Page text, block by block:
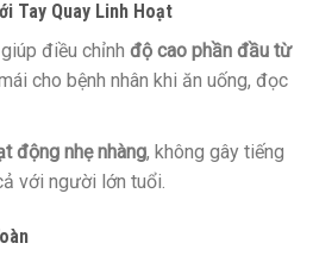
Tay Quay Linh Hoạt
điều chỉnh độ cao phần đầu từ
cho bệnh nhân khi ăn uống, đọc
động nhẹ nhàng, không gây tiếng
với người lớn tuổi.